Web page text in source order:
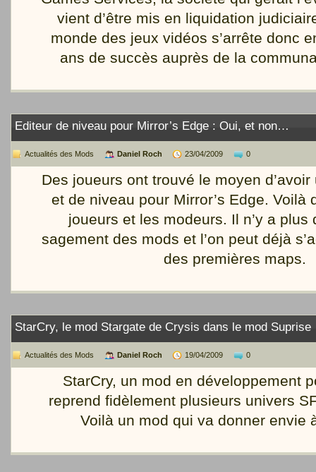
vient d’être mis en liquidation
monde des jeux vidéos s’arrête donc
ans de succès auprès de la
Editeur de niveau pour Mirror’s Edge : Oui, et non…
Actualités des Mods Daniel Roch 23/04/2009 0
Des joueurs ont trouvé le moyen
et de niveau pour Mirror’s Edge. Voilà
joueurs et les modeurs. Il n’y a plus
sagement des mods et l’on peut déjà
des premières maps.
StarCry, le mod Stargate de Crysis dans le mod Suprise
Actualités des Mods Daniel Roch 19/04/2009 0
StarCry, un mod en développement
reprend fidèlement plusieurs univers
Voilà un mod qui va donner envie